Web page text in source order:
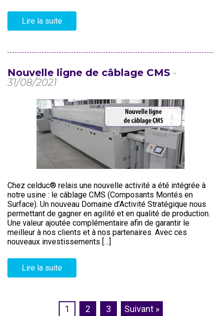
Lire la suite
Nouvelle ligne de câblage CMS -
31/08/2021
Chez celduc® relais une nouvelle activité a été intégrée à
notre usine : le câblage CMS (Composants Montés en
Surface). Un nouveau Domaine d’Activité Stratégique nous
permettant de gagner en agilité et en qualité de production.
Une valeur ajoutée complémentaire afin de garantir le
meilleur à nos clients et à nos partenaires. Avec ces
nouveaux investissements […]
Lire la suite
1 2 3 Suivant »